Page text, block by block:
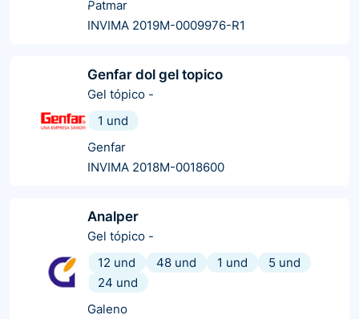
Patmar
INVIMA 2019M-0009976-R1
Genfar dol gel topico
Gel tópico -
1 und
Genfar
INVIMA 2018M-0018600
Analper
Gel tópico -
12 und
48 und 1 und
5 und
24 und
Galeno